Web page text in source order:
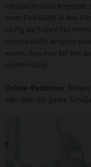
entsprechenden Angebote
mehr Flexibilität in den
häufig am frühen
Honorarkräfte knüpfen
weiter, dass man bei uns
mehren kann.
Online-Redaktion:
oder über das ganze